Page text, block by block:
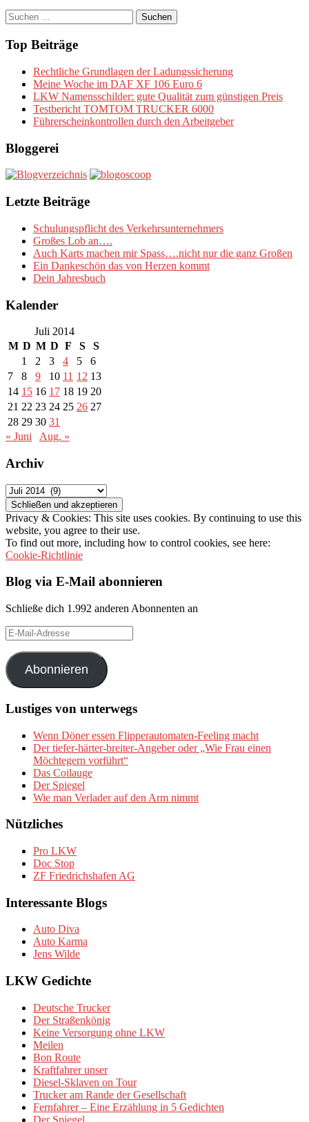
Suchen
nach:
Top Beiträge
Rechtliche Grundlagen der Ladungssicherung
Meine Woche im DAF XF 106 Euro 6
LKW Namensschilder: gute Qualität zum günstigen Preis
Testbericht TOMTOM TRUCKER 6000
Führerscheinkontrollen durch den Arbeitgeber
Bloggerei
Letzte Beiträge
Schulungspflicht des Verkehrsunternehmers
Großes Lob an….
Auch Karts machen mir Spass….nicht nur die ganz Großen
Ein Dankeschön das von Herzen kommt
Dein Jahresbuch
Kalender
Juli 2014
M D M D F S
S
1
2 3 4 5
6
7
8 9 10 11 12 13
14 15 16 17 18 19 20
21 22 23 24 25 26 27
28 29 30 31
« Juni
Aug. »
Archiv
Archiv
Privacy & Cookies: This site uses cookies. By continuing to use this
website, you agree to their use.
To find out more, including how to control cookies, see here:
Cookie-Richtlinie
Blog via E-Mail abonnieren
Schließe dich 1.992 anderen Abonnenten an
E-
Mail-
Adresse
Abonnieren
Lustiges von unterwegs
Wenn Döner essen Flipperautomaten-Feeling macht
Der tiefer-härter-breiter-Angeber oder „Wie Frau einen
Möchtegern vorführt“
Das Coilauge
Der Spiegel
Wie man Verlader auf den Arm nimmt
Nützliches
Pro LKW
Doc Stop
ZF Friedrichshafen AG
Interessante Blogs
Auto Diva
Auto Karma
Jens Wilde
LKW Gedichte
Deutsche Trucker
Der Straßenkönig
Keine Versorgung ohne LKW
Meilen
Bon Route
Kraftfahrer unser
Diesel-Sklaven on Tour
Trucker am Rande der Gesellschaft
Fernfahrer – Eine Erzählung in 5 Gedichten
Der Spiegel